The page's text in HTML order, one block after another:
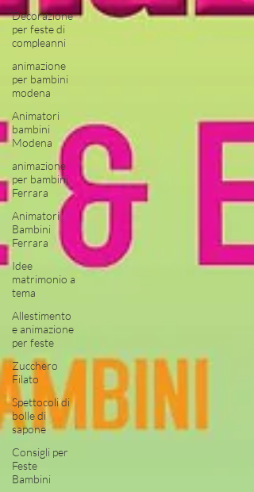
Decorazione
per feste di
compleanni
animazione
per bambini
modena
Animatori
bambini
Modena
animazione
per bambini
Ferrara
Animatori
Bambini
Ferrara
Idee
matrimonio a
tema
Allestimento
e animazione
per feste
Zucchero
Filato
Spettocoli di
bolle di
sapone
Consigli per
Feste
Bambini